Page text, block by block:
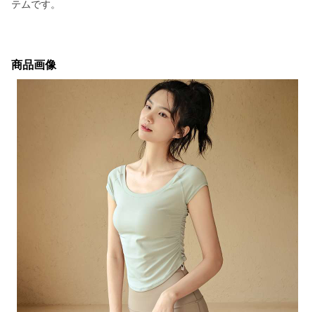
テムです。
商品画像